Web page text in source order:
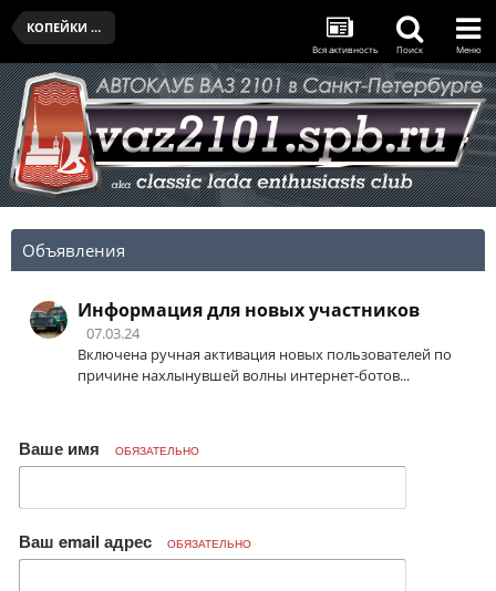
КОПЕЙКИ КЛУБА
Вся активность Поиск Меню
Объявления
Информация для новых участников
07.03.24
Включена ручная активация новых пользователей по
причине нахлынувшей волны интернет-ботов...
Ваше имя ОБЯЗАТЕЛЬНО
Ваш email адрес ОБЯЗАТЕЛЬНО